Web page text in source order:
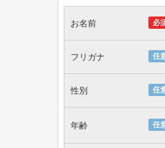
必
お名前
任
フリガナ
任
性別
任
年齢